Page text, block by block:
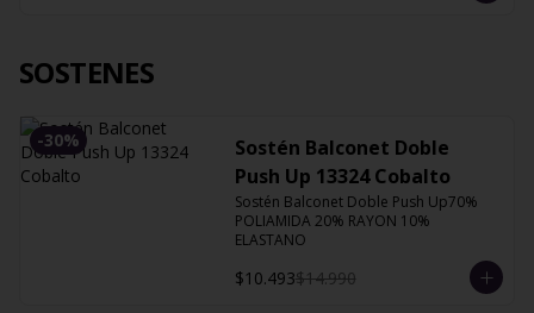
SOSTENES
-30%
Sostén Balconet Doble
Push Up 13324 Cobalto
Sostén Balconet Doble Push Up70%
POLIAMIDA 20% RAYON 10%
ELASTANO
$10.493$14.990